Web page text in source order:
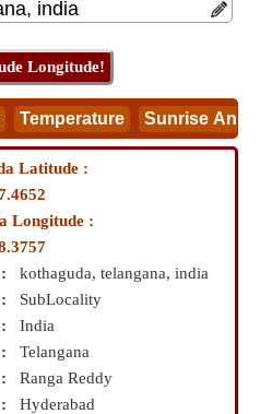
Latitude :
Longitude :
kothaguda, telangana, india
SubLocality
India
Telangana
Ranga Reddy
Hyderabad